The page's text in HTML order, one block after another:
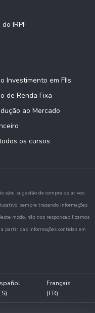
IRPF
Investimento em FIIs
de Renda Fixa
ao Mercado
os cursos
e/ou sugestão de compra de ativos.
sempre trazendo informações
modo, não nos responsabilizamos
partir das informações contidas em
Français
(FR)